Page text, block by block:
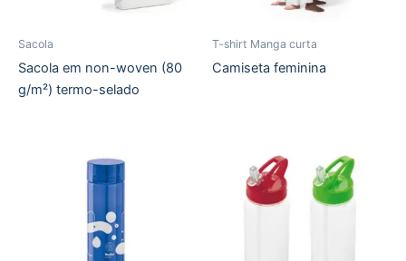
Sacola
Sacola em non-woven (80
g/m²) termo-selado
T-shirt Manga curta
Camiseta feminina